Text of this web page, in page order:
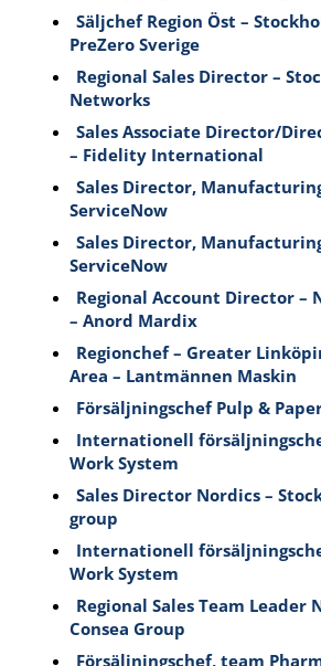
Säljchef Region Öst –
PreZero Sverige
Regional Sales Director –
Networks
Sales Associate Director/
– Fidelity International
Sales Director,
ServiceNow
Sales Director,
ServiceNow
Regional Account Director –
– Anord Mardix
Regionchef – Greater
Area – Lantmännen Maskin
Försäljningschef Pulp &
Internationell
Work System
Sales Director Nordics –
group
Internationell
Work System
Regional Sales Team Leader
Consea Group
Försäljningschef, team